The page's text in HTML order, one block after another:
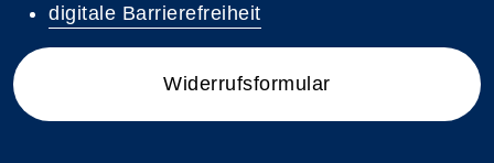
digitale Barrierefreiheit
Widerrufsformular